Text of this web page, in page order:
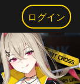
ログイン